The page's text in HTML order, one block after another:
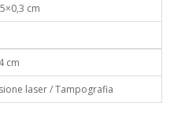
cm
cm
laser / Tampografia